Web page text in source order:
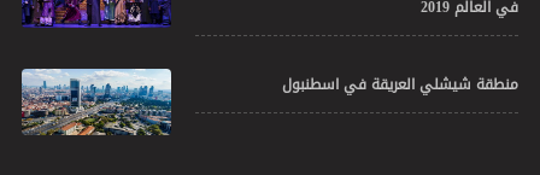
في العالم 2019
منطقة شيشلي العريقة في اسطنبول